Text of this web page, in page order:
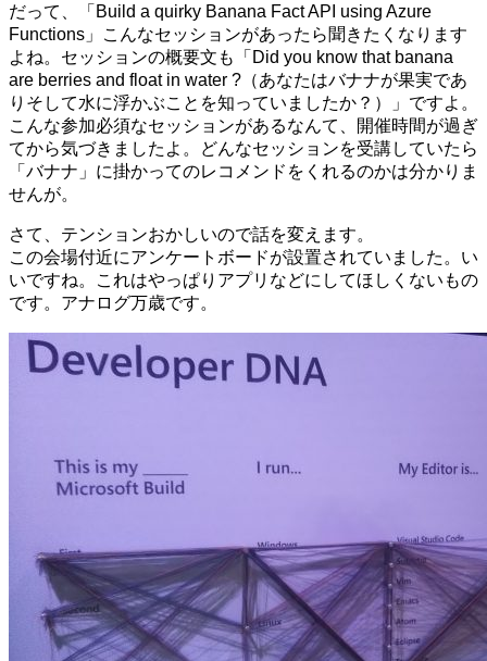
だって、「Build a quirky Banana Fact API using Azure
Functions」こんなセッションがあったら聞きたくなります
よね。セッションの概要文も「Did you know that banana
are berries and float in water ?（あなたはバナナが果実であ
りそして水に浮かぶことを知っていましたか？）」ですよ。
こんな参加必須なセッションがあるなんて、開催時間が過ぎ
てから気づきましたよ。どんなセッションを受講していたら
「バナナ」に掛かってのレコメンドをくれるのかは分かりま
せんが。
さて、テンションおかしいので話を変えます。
この会場付近にアンケートボードが設置されていました。い
いですね。これはやっぱりアプリなどにしてほしくないもの
です。アナログ万歳です。